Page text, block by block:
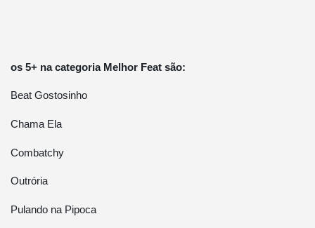
os 5+ na categoria Melhor Feat são:
Beat Gostosinho
Chama Ela
Combatchy
Outrória
Pulando na Pipoca